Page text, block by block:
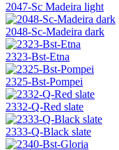
2047-Sc Madeira light
2048-Sc-Madeira dark
2323-Bst-Etna
2325-Bst-Pompei
2332-Q-Red slate
2333-Q-Black slate